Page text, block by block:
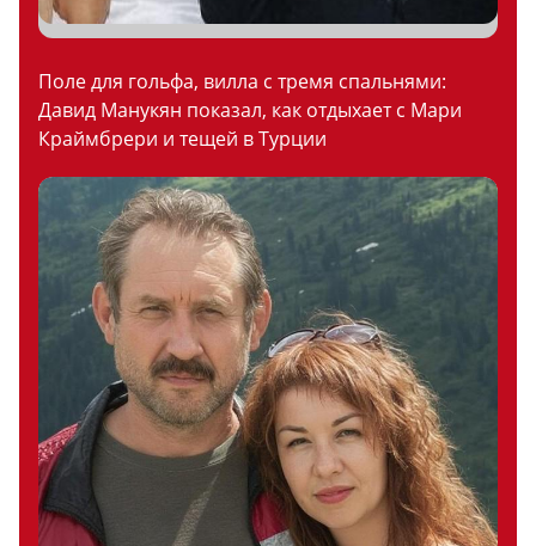
Поле для гольфа, вилла с тремя спальнями:
Давид Манукян показал, как отдыхает с Мари
Краймбрери и тещей в Турции